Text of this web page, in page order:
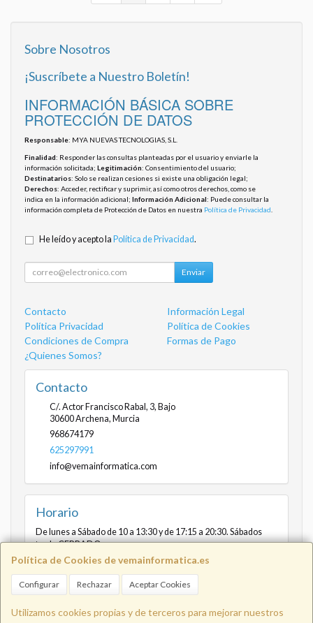
Política de Cookies de vemainformatica.es
Configurar Rechazar Aceptar Cookies
Utilizamos cookies propias y de terceros para mejorar nuestros
Sobre Nosotros
¡Suscríbete a Nuestro Boletín!
INFORMACIÓN BÁSICA SOBRE
PROTECCIÓN DE DATOS
Responsable: MYA NUEVAS TECNOLOGIAS, S.L.
Finalidad: Responder las consultas planteadas por el usuario y enviarle la
información solicitada; Legitimación: Consentimiento del usuario;
Destinatarios: Solo se realizan cesiones si existe una obligación legal;
Derechos: Acceder, rectificar y suprimir, así como otros derechos, como se
indica en la información adicional; Información Adicional: Puede consultar la
información completa de Protección de Datos en nuestra Política de Privacidad
He leído y acepto la Política de Privacidad.
Enviar
Contacto
Información Legal
Política Privacidad
Política de Cookies
Condiciones de Compra
Formas de Pago
¿Quienes Somos?
Contacto
C/. Actor Francisco Rabal, 3, Bajo
30600Archena, Murcia
968674179
625297991
info@vemainformatica.com
Horario
De lunes a Sábado de 10 a 13:30 y de 17:15 a 20:30. Sábados
tarde CERRADO
Info@vemainformatica.com 625